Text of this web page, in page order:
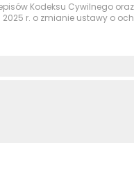
Kodeksu Cywilnego
r. o zmianie ustawy o